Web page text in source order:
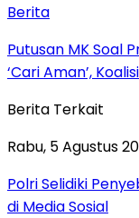
Berita
Putusan MK Soal
‘Cari Aman’,
Berita Terkait
Rabu, 5 Agustus
Polri Selidiki
di Media Sosial